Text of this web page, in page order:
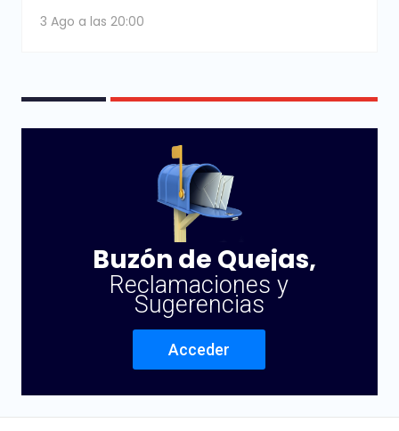
3 Ago a las 20:00
Buzón de Quejas,
Reclamaciones y
Sugerencias
Acceder